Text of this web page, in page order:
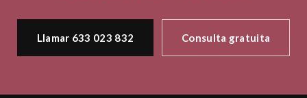
Llamar 633 023 832 Consulta gratuita